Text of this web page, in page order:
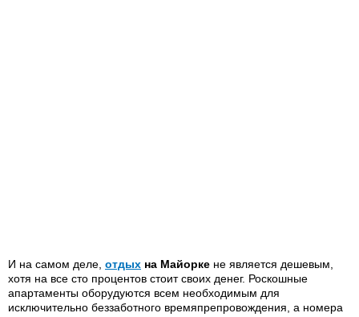
И на самом деле, отдых на Майорке не является дешевым,
хотя на все сто процентов стоит своих денег. Роскошные
апартаменты оборудуются всем необходимым для
исключительно беззаботного времяпрепровождения, а номера